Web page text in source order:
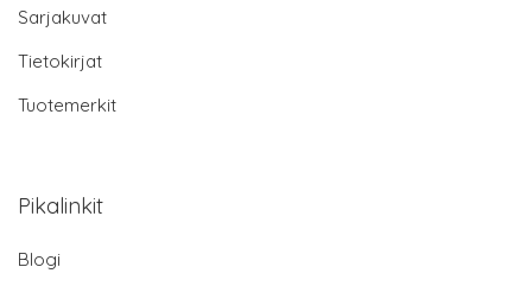
Sarjakuvat
Tietokirjat
Tuotemerkit
Pikalinkit
Blogi